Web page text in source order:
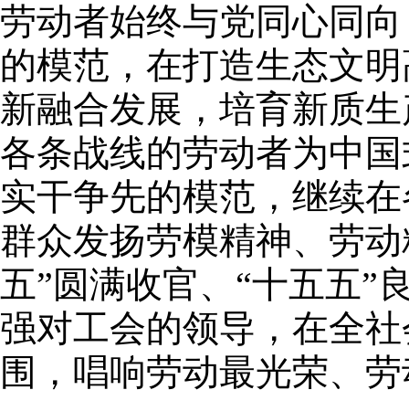
劳动者始终与党同心同
的模范，在打造生态文
新融合发展，培育新质
各条战线的劳动者为中
实干争先的模范，继续
群众发扬劳模精神、劳
五”圆满收官、“十五五”
强对工会的领导，在全
围，唱响劳动最光荣、